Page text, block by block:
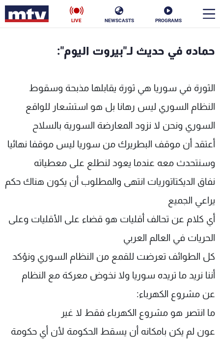
PROGRAMS
NEWSCASTS
LIVE
حماده في حديث لـ"بيروت اليوم":
الثورة في سوريا هي ثورة يقابلها مذبحة وسقوط
النظام السوري ليس رهانا بل هو استشعار للواقع
السوري ونحن لا نزود المعارضة السورية بالسلاح
أعتقد أن موقف البطريرك من سوريا ليس موقفا نهائيا
وسنتحدث معه عندما يعود لنطلع على معطياته
نفاق الديكتاتوريات انتهى والمطلوب أن يكون هناك حكم
يراعي الجميع
أي كلام عن تحالف أقليات هو قضاء على الأقليات وعلى
الحريات في العالم العربي
كل الطوائف تعرضت للقمع من النظام السوري ونؤكد
أننا نريد ما تريده سوريا ولا نخوض معركة مع النظام
عن مشروع الكهرباء:
ما انتصر هو مشروع الكهرباء فقط لا غير
عون لم يكن بامكانه أن يسقط الحكومة لأن أي حكومة
سياسة ناس
إقتصاد فن
منوعات
كأس العالم
البرامج
جدول البرامج
شاهد البرامج
الترددات
عن MTV
لاعلاناتكم
وظائف
سياسة الخصوصية